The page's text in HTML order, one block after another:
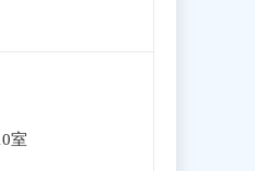
室